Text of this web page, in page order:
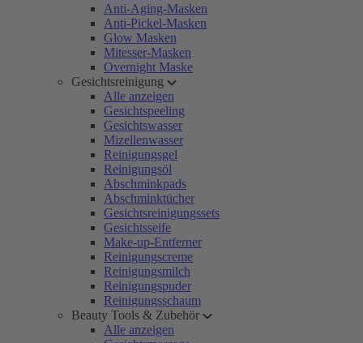
Anti-Aging-Masken
Anti-Pickel-Masken
Glow Masken
Mitesser-Masken
Overnight Maske
Gesichtsreinigung
Alle anzeigen
Gesichtspeeling
Gesichtswasser
Mizellenwasser
Reinigungsgel
Reinigungsöl
Abschminkpads
Abschminktücher
Gesichtsreinigungssets
Gesichtsseife
Make-up-Entferner
Reinigungscreme
Reinigungsmilch
Reinigungspuder
Reinigungsschaum
Beauty Tools & Zubehör
Alle anzeigen